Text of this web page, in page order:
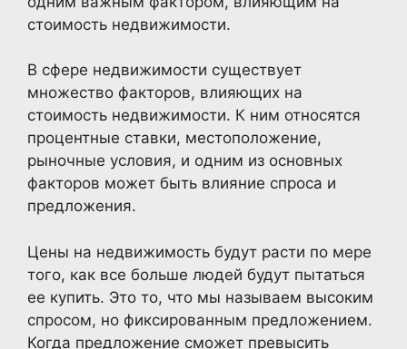
стоимость недвижимости.
В сфере недвижимости существует
множество факторов, влияющих на
стоимость недвижимости. К ним относятся
процентные ставки, местоположение,
рыночные условия, и одним из основных
факторов может быть влияние спроса и
предложения.
Цены на недвижимость будут расти по мере
того, как все больше людей будут пытаться
ее купить. Это то, что мы называем высоким
спросом, но фиксированным предложением.
Когда предложение сможет превысить